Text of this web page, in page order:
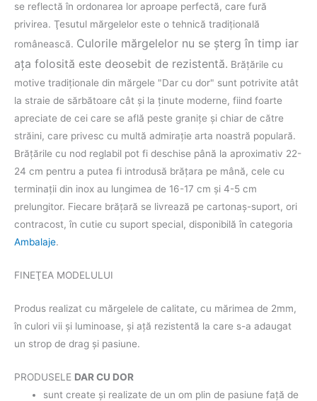
se reflectă în ordonarea lor aproape perfectă, care fură
privirea. Ţesutul mărgelelor este o tehnică tradiţională
românească. Culorile mărgelelor nu se şterg în timp iar
aţa folosită este deosebit de rezistentă. Brăţările cu
motive tradiţionale din mărgele "Dar cu dor" sunt potrivite atât
la straie de sărbătoare cât şi la ţinute moderne, fiind foarte
apreciate de cei care se află peste graniţe şi chiar de către
străini, care privesc cu multă admiraţie arta noastră populară.
Brățările cu nod reglabil pot fi deschise până la aproximativ 22-
24 cm pentru a putea fi introdusă brăţara pe mână, cele cu
terminații din inox au lungimea de 16-17 cm și 4-5 cm
prelungitor. Fiecare brăţară se livrează pe cartonaş-suport, ori
contracost, în cutie cu suport special, disponibilă în categoria
Ambalaje.
FINEŢEA MODELULUI
Produs realizat cu mărgelele de calitate, cu mărimea de 2mm,
în culori vii şi luminoase, şi aţă rezistentă la care s-a adaugat
un strop de drag şi pasiune.
PRODUSELE DAR CU DOR
sunt create şi realizate de un om plin de pasiune faţă de